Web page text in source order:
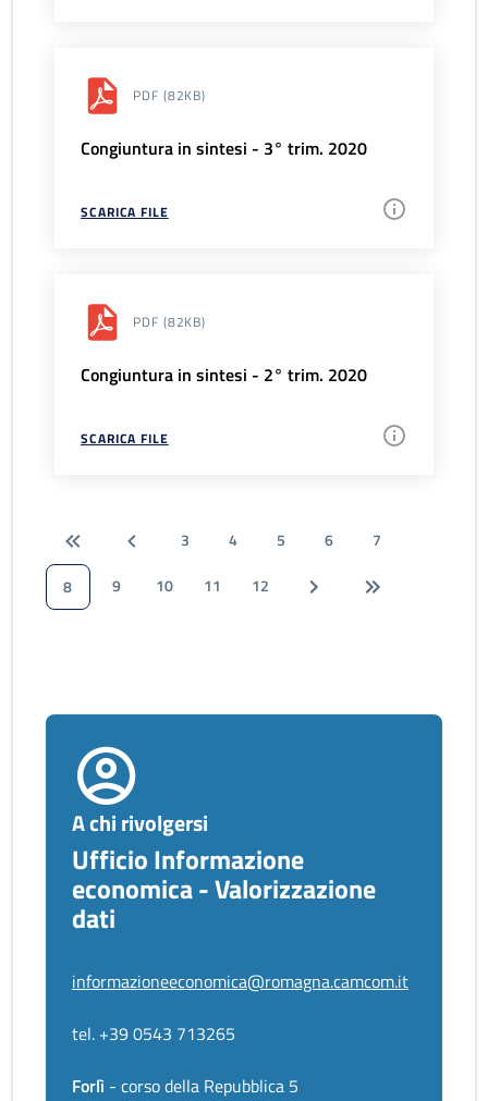
PDF (82KB)
Congiuntura in sintesi - 3° trim. 2020
SCARICA FILE
PDF (82KB)
Congiuntura in sintesi - 2° trim. 2020
SCARICA FILE
3 4 5 6
7
8
9 10 11 12
A chi rivolgersi
Ufficio Informazione
economica - Valorizzazione
dati
informazioneeconomica@romagna.camcom.it
tel. +39 0543 713265
Forlì - corso della Repubblica 5